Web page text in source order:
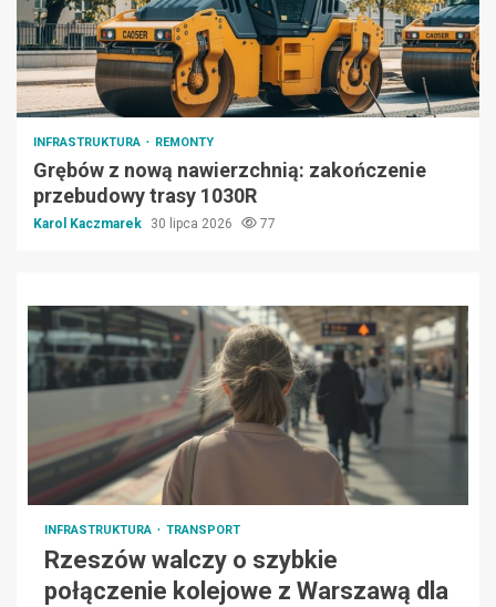
INFRASTRUKTURA REMONTY
Grębów z nową nawierzchnią: zakończenie
przebudowy trasy 1030R
Karol Kaczmarek 30 lipca 2026 77
INFRASTRUKTURA TRANSPORT
Rzeszów walczy o szybkie
połączenie kolejowe z Warszawą dla